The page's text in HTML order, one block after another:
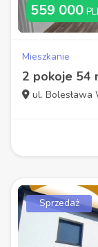
559 000
Mieszkanie
2 pokoje 54
ul. Bolesława
Sprzedaż